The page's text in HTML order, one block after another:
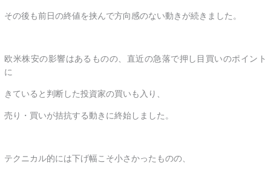
その後も前日の終値を挟んで方向感のない動きが続きました。
欧米株安の影響はあるものの、直近の急落で押し目買いのポイント
に
きていると判断した投資家の買いも入り、
売り・買いが拮抗する動きに終始しました。
テクニカル的には下げ幅こそ小さかったものの、